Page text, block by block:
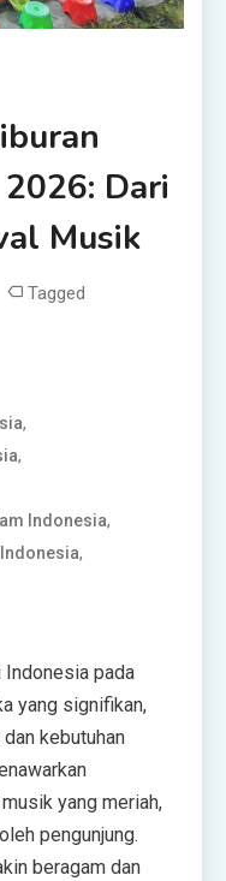
Dari
Musik
Tagged
,
,
Indonesia,
,
Indonesia pada
yang signifikan,
kebutuhan
yang meriah,
pengunjung.
beragam dan